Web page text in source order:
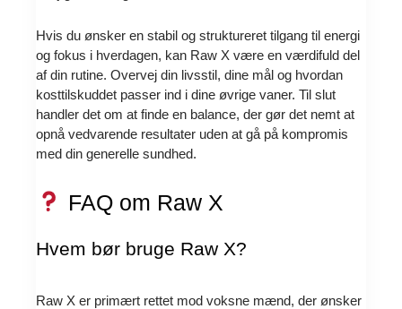
Hvis du ønsker en stabil og struktureret tilgang til energi
og fokus i hverdagen, kan Raw X være en værdifuld del
af din rutine. Overvej din livsstil, dine mål og hvordan
kosttilskuddet passer ind i dine øvrige vaner. Til slut
handler det om at finde en balance, der gør det nemt at
opnå vedvarende resultater uden at gå på kompromis
med din generelle sundhed.
FAQ om Raw X
Hvem bør bruge Raw X?
Raw X er primært rettet mod voksne mænd, der ønsker